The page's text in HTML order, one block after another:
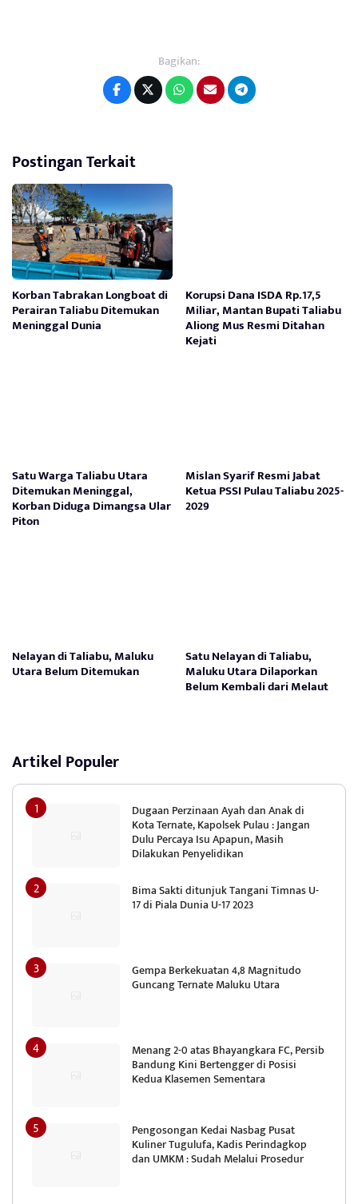
Bagikan:
Postingan Terkait
Korban Tabrakan Longboat di
Perairan Taliabu Ditemukan
Meninggal Dunia
Korupsi Dana ISDA Rp.17,5
Miliar, Mantan Bupati Taliabu
Aliong Mus Resmi Ditahan
Kejati
Satu Warga Taliabu Utara
Ditemukan Meninggal,
Korban Diduga Dimangsa Ular
Piton
Mislan Syarif Resmi Jabat
Ketua PSSI Pulau Taliabu 2025-
2029
Nelayan di Taliabu, Maluku
Utara Belum Ditemukan
Satu Nelayan di Taliabu,
Maluku Utara Dilaporkan
Belum Kembali dari Melaut
Artikel Populer
Dugaan Perzinaan Ayah dan Anak di
Kota Ternate, Kapolsek Pulau : Jangan
Dulu Percaya Isu Apapun, Masih
Dilakukan Penyelidikan
Bima Sakti ditunjuk Tangani Timnas U-
17 di Piala Dunia U-17 2023
Gempa Berkekuatan 4,8 Magnitudo
Guncang Ternate Maluku Utara
Menang 2-0 atas Bhayangkara FC, Persib
Bandung Kini Bertengger di Posisi
Kedua Klasemen Sementara
Pengosongan Kedai Nasbag Pusat
Kuliner Tugulufa, Kadis Perindagkop
dan UMKM : Sudah Melalui Prosedur